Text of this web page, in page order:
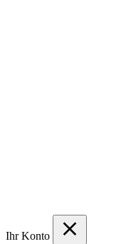
Ihr Konto